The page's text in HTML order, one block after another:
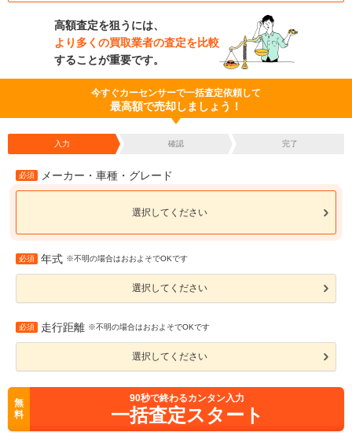
高額査定を狙うには、
より多くの買取業者の査定を比較
することが重要です。
今すぐカーセンサーで一括査定依頼して
最高額で売却しましょう！
入力 確認 完了
必須 メーカー・車種・グレード
選択してください
必須 年式 ※不明の場合はおおよそでOKです
選択してください
必須 走行距離 ※不明の場合はおおよそでOKです
選択してください
無
料
90秒で終わるカンタン入力
一括査定スタート